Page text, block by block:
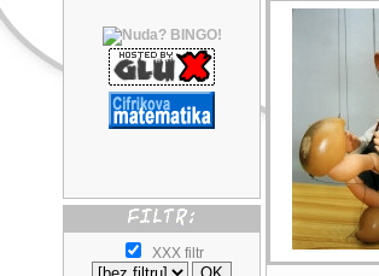
XXX filtr